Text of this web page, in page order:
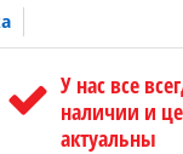
У нас все
наличии и
актуальны